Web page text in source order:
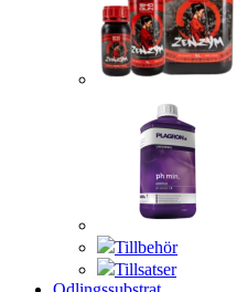
Tillbehör
Tillsatser